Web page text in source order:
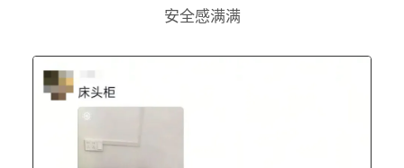
安全感满满